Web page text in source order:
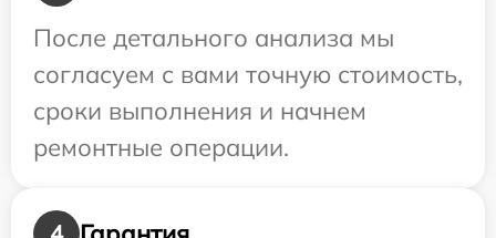
После детального анализа мы
согласуем с вами точную стоимость,
сроки выполнения и начнем
ремонтные операции.